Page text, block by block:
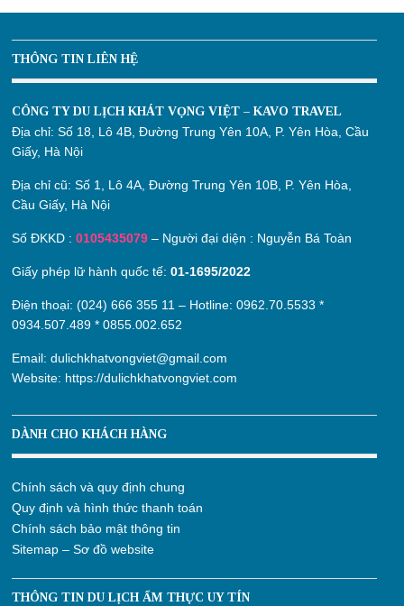
THÔNG TIN LIÊN HỆ
CÔNG TY DU LỊCH KHÁT VỌNG VIỆT – KAVO TRAVEL
Địa chỉ:Số 18, Lô 4B, Đường Trung Yên 10A, P. Yên Hòa, Cầu
Giấy, Hà Nội
Địa chỉ cũ:Số 1, Lô 4A, Đường Trung Yên 10B, P. Yên Hòa,
Cầu Giấy, Hà Nội
Số ĐKKD :0105435079 – Người đại diện : Nguyễn Bá Toàn
Giấy phép lữ hành quốc tế:01-1695/2022
Điện thoại: (024) 666 355 11 – Hotline:0962.70.5533 *
0934.507.489 *0855.002.652
Email:dulichkhatvongviet@gmail.com
Website: https://dulichkhatvongviet.com
DÀNH CHO KHÁCH HÀNG
Chính sách và quy định chung
Quy định và hình thức thanh toán
Chính sách bảo mật thông tin
Sitemap – Sơ đồ website
THÔNG TIN DU LỊCH ẨM THỰC UY TÍN